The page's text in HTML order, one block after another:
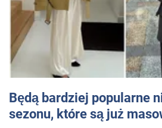
Będą bardziej popularne
sezonu, które są już